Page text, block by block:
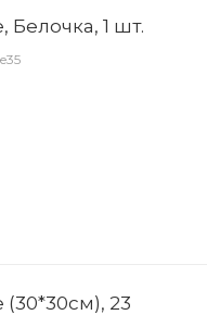
Белочка, 1 шт.
23